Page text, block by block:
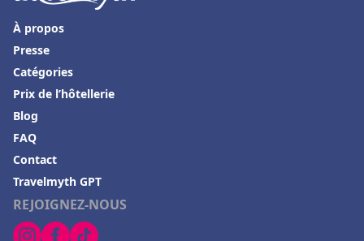
REJOIGNEZ-NOUS
À propos
Presse
Catégories
Prix de l’hôtellerie
Blog
FAQ
Contact
Travelmyth GPT